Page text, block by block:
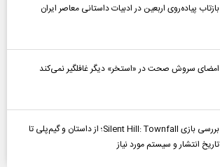
بازتاب پیاده‌روی اربعین در ادبیات داستانی معاصر ایران
امضای سروش صحت در «استخر» دیگر غافلگیر نمی‌کند
بررسی بازی Silent Hill: Townfall؛ از داستان و گیم‌پلی تا
تاریخ انتشار و سیستم مورد نیاز